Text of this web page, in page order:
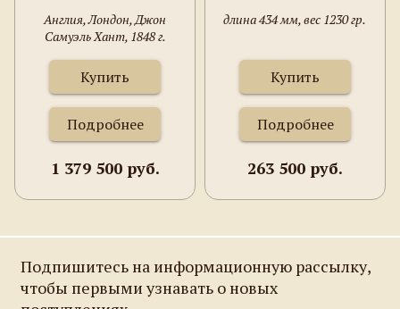
Англия, Лондон, Джон
Самуэль Хант, 1848 г.
Купить
Подробнее
1 379 500 руб.
длина 434 мм, вес 1230 гр.
Купить
Подробнее
263 500 руб.
Подпишитесь на информационную рассылку,
чтобы первыми узнавать о новых